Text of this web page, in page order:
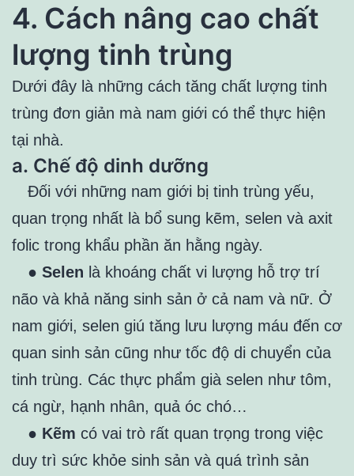
4. Cách nâng cao chất
lượng tinh trùng
Dưới đây là những cách tăng chất lượng tinh
trùng đơn giản mà nam giới có thể thực hiện
tại nhà.
a. Chế độ dinh dưỡng
Đối với những nam giới bị tinh trùng yếu,
quan trọng nhất là bổ sung kẽm, selen và axit
folic trong khẩu phần ăn hằng ngày.
● Selen là khoáng chất vi lượng hỗ trợ trí
não và khả năng sinh sản ở cả nam và nữ. Ở
nam giới, selen giú tăng lưu lượng máu đến cơ
quan sinh sản cũng như tốc độ di chuyển của
tinh trùng. Các thực phẩm già selen như tôm,
cá ngừ, hạnh nhân, quả óc chó…
● Kẽm có vai trò rất quan trọng trong việc
duy trì sức khỏe sinh sản và quá trình sản